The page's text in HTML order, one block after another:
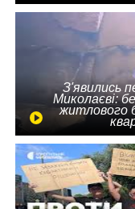
З'явились
Миколаєві:
житлового